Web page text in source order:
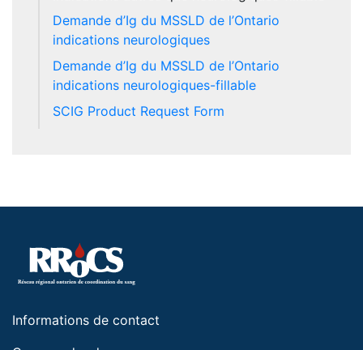
Demande d’Ig du MSSLD de l’Ontario
indications neurologiques
Demande d’Ig du MSSLD de l’Ontario
indications neurologiques-fillable
SCIG Product Request Form
Informations de contact